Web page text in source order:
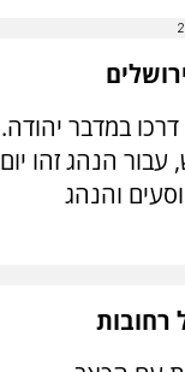
במדבר יהודה.
עבור הנהג זהו יום
והנהג
רחובות